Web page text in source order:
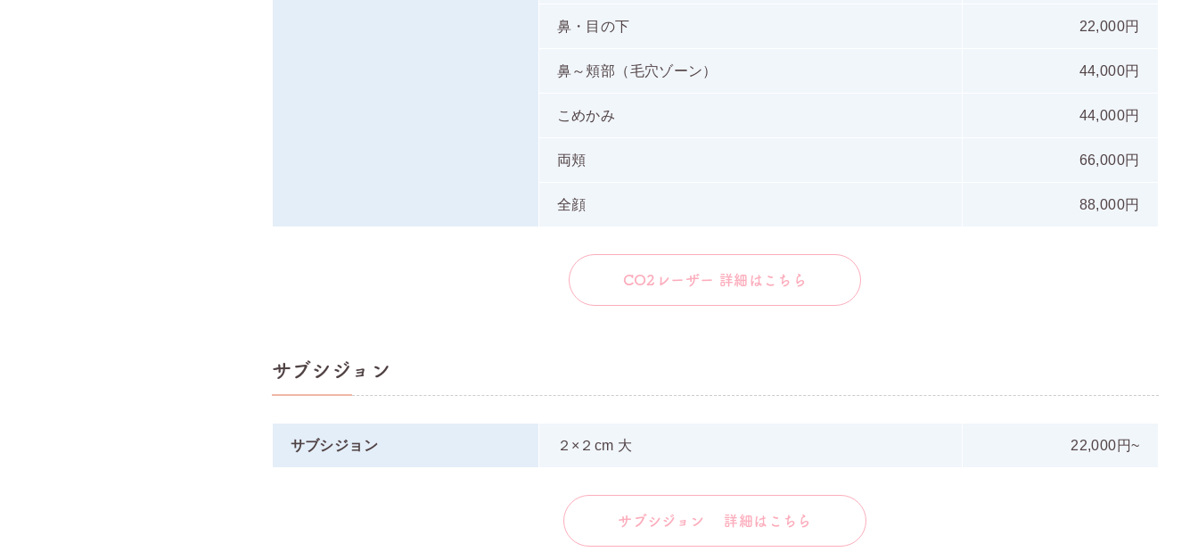
鼻・目の下 22,000円
鼻～頬部（毛穴ゾーン） 44,000円
こめかみ 44,000円
両頬 66,000円
全顔 88,000円
CO2レーザー 詳細はこちら
サブシジョン
サブシジョン ２×２cm 大 22,000円~
サブシジョン 詳細はこちら